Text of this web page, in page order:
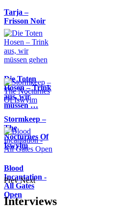
Tarja –
Frisson Noir
Die Toten
Hosen – Trink
aus, wir
müssen …
Stormkeep –
The
Nocturnes Of
Iswylm
Blood
Incantation -
All Gates
Open
Prev Next
Interviews